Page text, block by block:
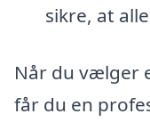
sikre, at
Når du vælger
får du en